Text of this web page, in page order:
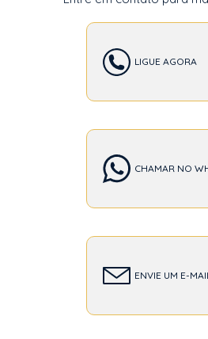
LIGUE AGORA
CHAMAR NO
ENVIE UM E-